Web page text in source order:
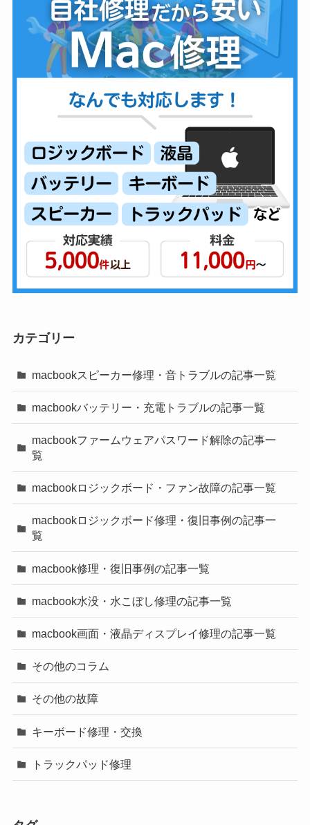
カテゴリー
macbookスピーカー修理・音トラブルの記事一覧
macbookバッテリー・充電トラブルの記事一覧
macbookファームウェアパスワード解除の記事一
覧
macbookロジックボード・ファン故障の記事一覧
macbookロジックボード修理・復旧事例の記事一
覧
macbook修理・復旧事例の記事一覧
macbook水没・水こぼし修理の記事一覧
macbook画面・液晶ディスプレイ修理の記事一覧
その他のコラム
その他の故障
キーボード修理・交換
トラックパッド修理